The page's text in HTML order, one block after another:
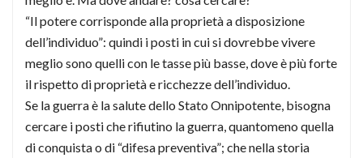
“Il potere corrisponde alla proprietà a disposizione
dell’individuo”: quindi i posti in cui si dovrebbe vivere
meglio sono quelli con le tasse più basse, dove è più forte
il rispetto di proprietà e ricchezze dell’individuo.
Se la guerra è la salute dello Stato Onnipotente, bisogna
cercare i posti che rifiutino la guerra, quantomeno quella
di conquista o di “difesa preventiva”; che nella storia